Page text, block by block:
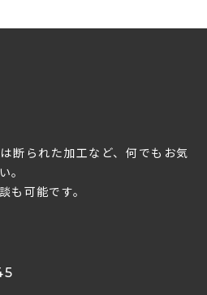
断られた加工など、何でもお気
。
も可能です。